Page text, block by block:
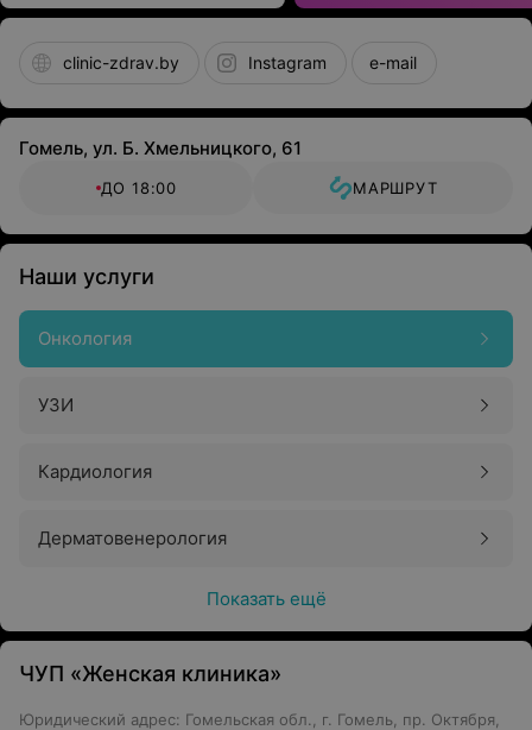
clinic-zdrav.by Instagram e-mail
Гомель, ул. Б. Хмельницкого, 61
ДО 18:00 МАРШРУТ
Наши услуги
Онкология
УЗИ
Кардиология
Дерматовенерология
Показать ещё
ЧУП «Женская клиника»
Юридический адрес: Гомельская обл., г. Гомель, пр. Октября,